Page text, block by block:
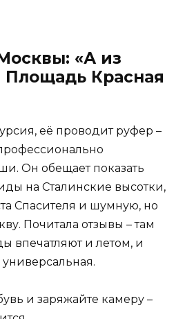
«А из
Площадь Красная
её проводит руфер –
Он обещает показать
на Сталинские высотки,
Спасителя и шумную, но
Почитала отзывы – там
впечатляют и летом, и
и заряжайте камеру –